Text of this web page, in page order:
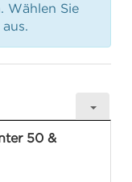
Wählen Sie
50 &